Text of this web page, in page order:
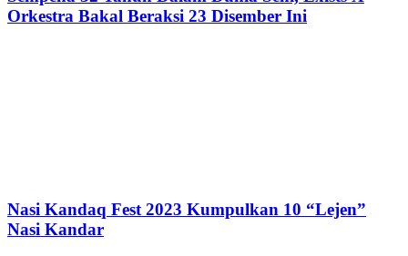
Orkestra Bakal Beraksi 23 Disember Ini
Nasi Kandaq Fest 2023 Kumpulkan 10 “Lejen”
Nasi Kandar